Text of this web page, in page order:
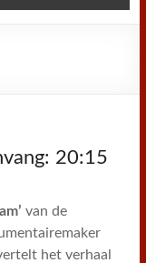
20:15
van de
het verhaal